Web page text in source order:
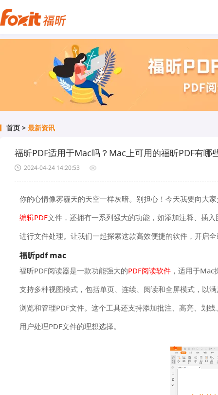
首页 > 最新资讯
福昕PDF适用于Mac吗？Mac上可用的福昕PDF有哪
2024-04-24 14:20:53
你的心情像雾霾天的天空一样灰暗。别担心！今天我要向大
编辑PDF文件，还拥有一系列强大的功能，如添加注释、插
进行文件处理。让我们一起探索这款高效便捷的软件，开启
福昕pdf mac
福昕PDF阅读器是一款功能强大的PDF阅读软件 ，适用于
支持多种视图模式，包括单页、连续、阅读和全屏模式，以
浏览和管理PDF文件。这个工具还支持添加批注、高亮、划
用户处理PDF文件的理想选择。